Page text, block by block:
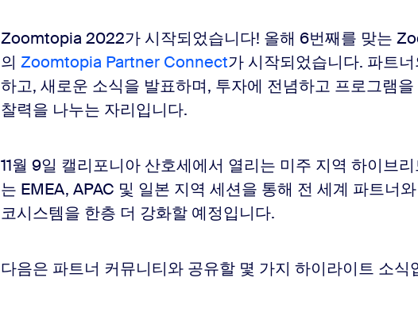
Zoomtopia 2022가 시작되었습니다! 올해 6번째를 맞는
의 Zoomtopia Partner Connect가 시작되었습니다. 파트
하고, 새로운 소식을 발표하며, 투자에 전념하고 프로그램
찰력을 나누는 자리입니다.
11월 9일 캘리포니아 산호세에서 열리는 미주 지역 하이브리
는 EMEA, APAC 및 일본 지역 세션을 통해 전 세계 파트너
코시스템을 한층 더 강화할 예정입니다.
다음은 파트너 커뮤니티와 공유할 몇 가지 하이라이트 소식